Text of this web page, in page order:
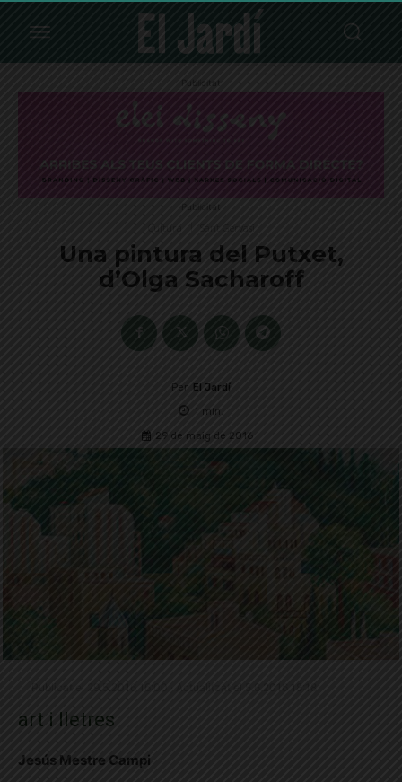
Publicitat
Publicitat
Una pintura del Putxet,
d’Olga Sacharoff
Per El Jardí
1 min.
29 de maig de 2016
art i lletres
Jesús Mestre Campi